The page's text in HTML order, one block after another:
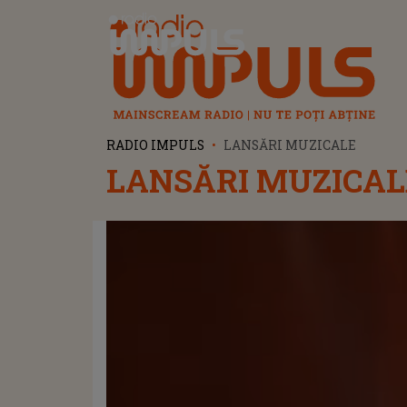
Radio Impuls
RADIO IMPULS LANSĂRI MUZICALE
LANSĂRI